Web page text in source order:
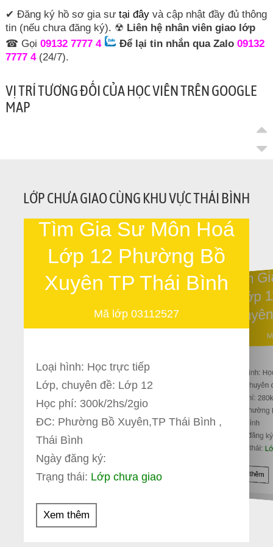
✔ Đăng ký hồ sơ gia sư tại đâyvà cập nhật đầy đủ thông
tin (nếu chưa đăng ký). ☢ Liên hệ nhân viên giao lớp
☎ Gọi 09132 7777 4 Để lại tin nhắn qua Zalo 09132
7777 4(24/7).
VỊ TRÍ TƯƠNG ĐỐI CỦA HỌC VIÊN TRÊN GOOGLE
MAP
LỚP CHƯA GIAO CÙNG KHU VỰC THÁI BÌNH
Tìm Gia Sư Môn Hoá
Lớp 12 Phường Bồ
Xuyên TP Thái Bình
Mã lớp 03112527
Loại hình: Học trực tiếp
Lớp, chuyên đề: Lớp 12
Học phí: 300k/2hs/2gio
ĐC: Phường Bồ Xuyên,TP Thái Bình ,
Thái Bình
Ngày đăng ký:
Trạng thái: Lớp chưa giao
Xem thêm
Tìm
Loại hình:
Lớp,
Học phí:
ĐC:
Thái Bình
Ngày đăng
Trạng thái:
Xem thêm